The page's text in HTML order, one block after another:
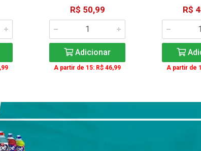
R$ 50,99
Adicionar
A partir de 15: R$ 46,99
R$
A partir de